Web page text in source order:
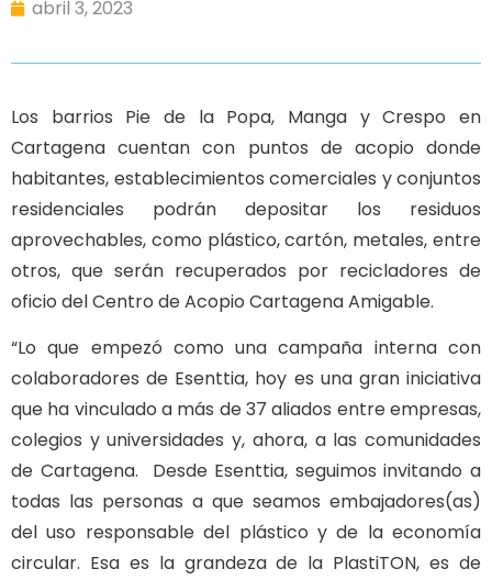
abril 3, 2023
Los barrios Pie de la Popa, Manga y Crespo en
Cartagena cuentan con puntos de acopio donde
habitantes, establecimientos comerciales y conjuntos
residenciales podrán depositar los residuos
aprovechables, como plástico, cartón, metales, entre
otros, que serán recuperados por recicladores de
oficio del Centro de Acopio Cartagena Amigable.
“Lo que empezó como una campaña interna con
colaboradores de Esenttia, hoy es una gran iniciativa
que ha vinculado a más de 37 aliados entre empresas,
colegios y universidades y, ahora, a las comunidades
de Cartagena. Desde Esenttia, seguimos invitando a
todas las personas a que seamos embajadores(as)
del uso responsable del plástico y de la economía
circular. Esa es la grandeza de la PlastiTON, es de